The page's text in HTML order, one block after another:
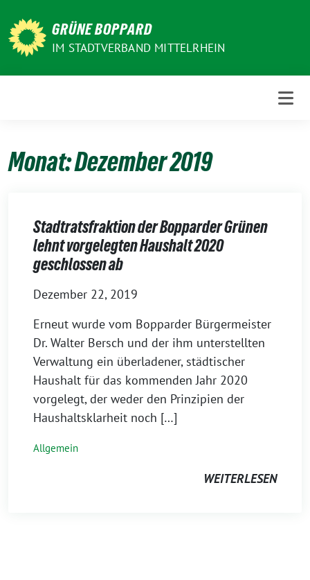
zum
Inhalt
GRÜNE BOPPARD
IM STADTVERBAND MITTELRHEIN
Monat:Dezember 2019
Stadtratsfraktion der Bopparder Grünen
lehnt vorgelegten Haushalt 2020
geschlossen ab
Dezember 22, 2019
Erneut wurde vom Bopparder Bürgermeister
Dr. Walter Bersch und der ihm unterstellten
Verwaltung ein überladener, städtischer
Haushalt für das kommenden Jahr 2020
vorgelegt, der weder den Prinzipien der
Haushaltsklarheit noch […]
Allgemein
WEITERLESEN